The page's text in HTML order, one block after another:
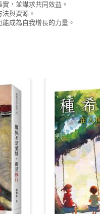
，並謀求共同效益。
與資源。
成為自我增長的力量。